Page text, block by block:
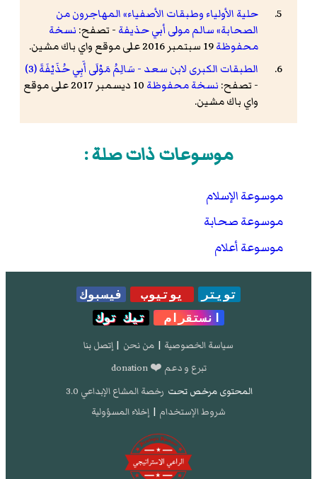
حلية الأولياء وطبقات الأصفياء» المهاجرون من
الصحابة» سالم مولى أبي حذيفة - تصفح: نسخة
محفوظة
الطبقات الكبرى لابن سعد - سَالِمُ مَوْلَى أَبِي حُذَيْفَةَ (3)
- تصفح: نسخة محفوظة
10 ديسمبر 2017 على موقع
واي باك مشين.
موسوعات ذات صلة :
موسوعة الإسلام
موسوعة صحابة
موسوعة أعلام
تويتر يوتيوب
فيسبوك
انستقرام
تيك توك
سياسة الخصوصية | من نحن | إتصل بنا
تبرع و دعم ❤️ donation
المحتوى مرخص تحت رخصة المشاع الإبداعي 3.0
شروط الإستخدام | إخلاء المسؤولية